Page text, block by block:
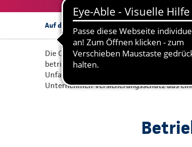
Auf dieser Seite:
Die Continentale bietet Ihnen vielfältige
betriebliche Altersvorsorge (bAV), eine
Unfallversicherung (bUV) interessieren,
Unternehmen Versicherungsschutz aus